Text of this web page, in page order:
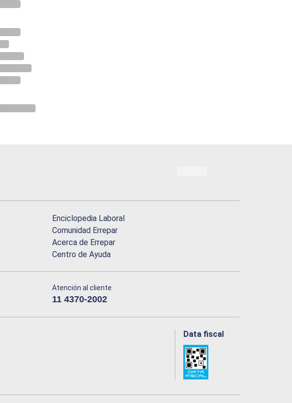
Enciclopedia Laboral
Comunidad Errepar
Acerca de Errepar
Centro de Ayuda
Atención al cliente
11 4370-2002
Data fiscal